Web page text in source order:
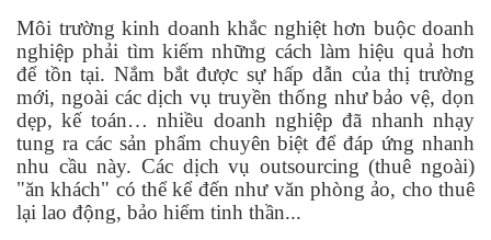
Môi trường kinh doanh khắc nghiệt hơn buộc doanh
nghiệp phải tìm kiếm những cách làm hiệu quả hơn
để tồn tại. Nắm bắt được sự hấp dẫn của thị trường
mới, ngoài các dịch vụ truyền thống như bảo vệ, dọn
dẹp, kế toán… nhiều doanh nghiệp đã nhanh nhạy
tung ra các sản phẩm chuyên biệt để đáp ứng nhanh
nhu cầu này. Các dịch vụ outsourcing (thuê ngoài)
"ăn khách" có thể kể đến như văn phòng ảo, cho thuê
lại lao động, bảo hiểm tinh thần...